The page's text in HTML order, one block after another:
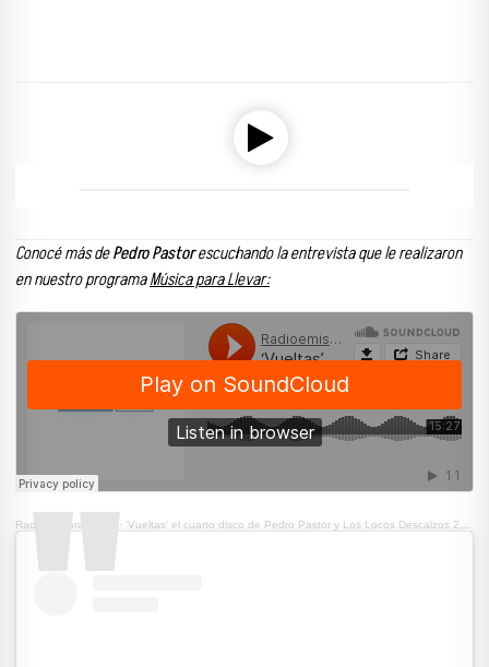
Conocé más dePedro Pastorescuchando la entrevista que le realizaron
en nuestro programaMúsica para Llevar:
Radioemisoras UCR · ‘Vueltas’ el cuarto disco de Pedro Pastor y Los Locos Descalzos 20/09/2022